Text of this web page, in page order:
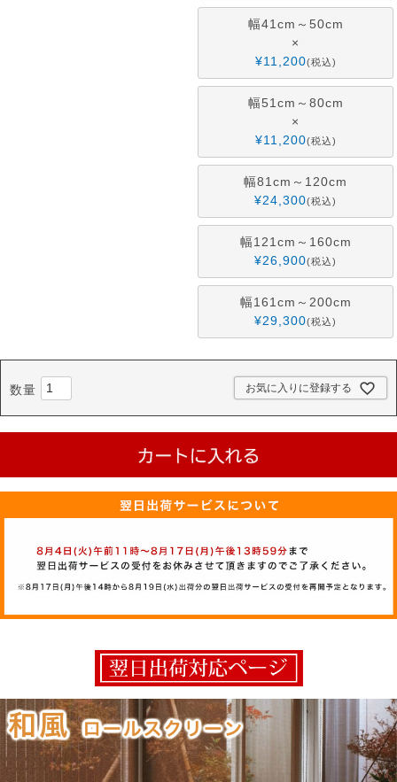
幅41cm～50cm
×
¥11,200 税込
幅51cm～80cm
×
¥11,200 税込
幅81cm～120cm
¥24,300 税込
幅121cm～160cm
¥26,900 税込
幅161cm～200cm
¥29,300 税込
お気に入りに登録する